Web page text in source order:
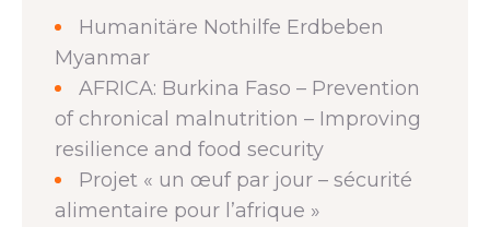
Humanitäre Nothilfe Erdbeben
Myanmar
AFRICA: Burkina Faso – Prevention
of chronical malnutrition – Improving
resilience and food security
Projet « un œuf par jour – sécurité
alimentaire pour l’afrique »